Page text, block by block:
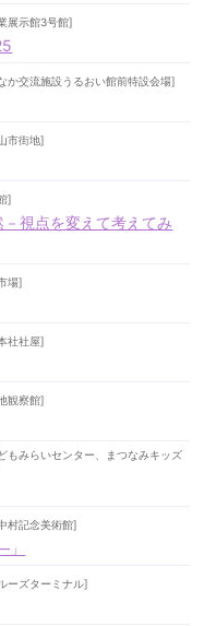
展示館3号館]
か交流施設うるおい館前特設会場]
市街地]
]
視点を変えて考えてみ
場]
社社屋]
観察館]
もみらいセンター、まつなみキッズ
村記念美術館]
ーズターミナル]